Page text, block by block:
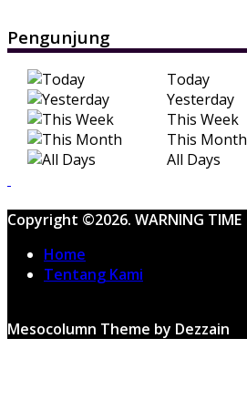
Pengunjung
Today
Yesterday
This Week
This Month
All Days
Copyright ©2026. WARNING TIME
Home
Tentang Kami
Mesocolumn Theme by Dezzain